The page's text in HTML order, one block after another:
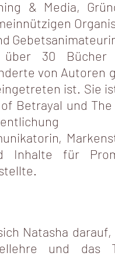
& Media,
30
von Autoren
ist. Sie
Betrayal und
Inhalte für
Natasha
und das